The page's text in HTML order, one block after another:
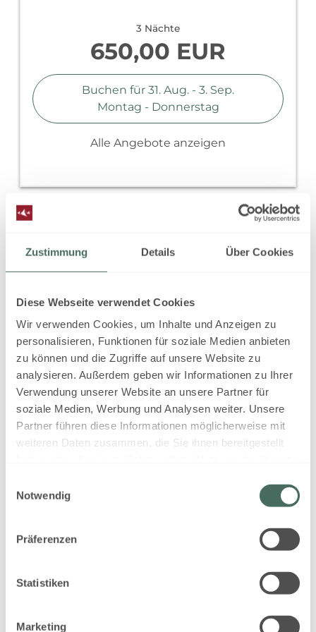
Zustimmung Details Über Cookies
Diese Webseite verwendet Cookies
Wir verwenden Cookies, um Inhalte und Anzeigen zu
personalisieren, Funktionen für soziale Medien anbieten
zu können und die Zugriffe auf unsere Website zu
analysieren. Außerdem geben wir Informationen zu Ihrer
Verwendung unserer Website an unsere Partner für
soziale Medien, Werbung und Analysen weiter. Unsere
Partner führen diese Informationen möglicherweise mit
weiteren Daten zusammen, die Sie ihnen bereitgestellt
Notwendig
Präferenzen
Statistiken
Marketing
3 Nächte
650,00 EUR
Buchen für 31. Aug. - 3. Sep.
Montag - Donnerstag
Alle Angebote anzeigen
Dorfresidence
Balkon/Terrasse